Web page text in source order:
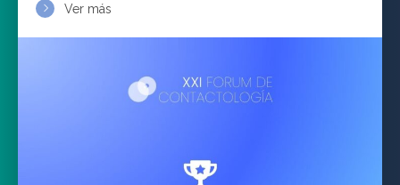
Ver más